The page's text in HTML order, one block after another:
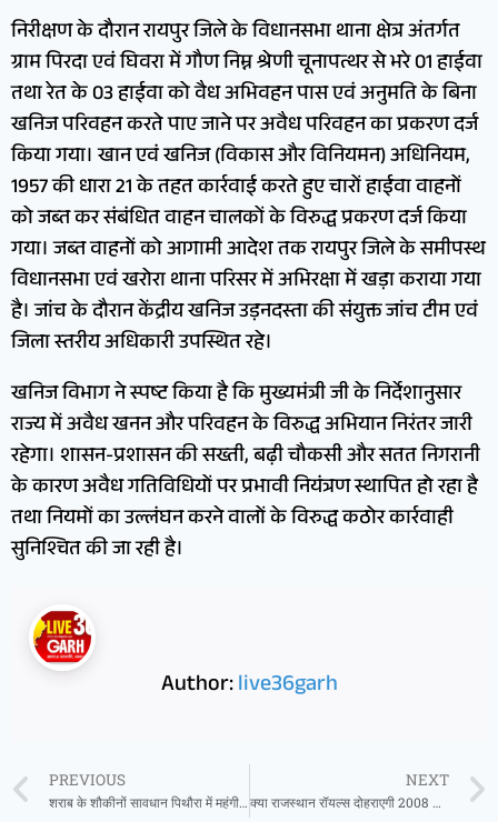
निरीक्षण के दौरान रायपुर जिले के विधानसभा थाना क्षेत्र अंतर्गत
ग्राम पिरदा एवं घिवरा में गौण निम्न श्रेणी चूनापत्थर से भरे 01 हाईवा
तथा रेत के 03 हाईवा को वैध अभिवहन पास एवं अनुमति के बिना
खनिज परिवहन करते पाए जाने पर अवैध परिवहन का प्रकरण दर्ज
किया गया। खान एवं खनिज (विकास और विनियमन) अधिनियम,
1957 की धारा 21 के तहत कार्रवाई करते हुए चारों हाईवा वाहनों
को जब्त कर संबंधित वाहन चालकों के विरुद्ध प्रकरण दर्ज किया
गया। जब्त वाहनों को आगामी आदेश तक रायपुर जिले के समीपस्थ
विधानसभा एवं खरोरा थाना परिसर में अभिरक्षा में खड़ा कराया गया
है। जांच के दौरान केंद्रीय खनिज उड़नदस्ता की संयुक्त जांच टीम एवं
जिला स्तरीय अधिकारी उपस्थित रहे।
खनिज विभाग ने स्पष्ट किया है कि मुख्यमंत्री जी के निर्देशानुसार
राज्य में अवैध खनन और परिवहन के विरुद्ध अभियान निरंतर जारी
रहेगा। शासन-प्रशासन की सख्ती, बढ़ी चौकसी और सतत निगरानी
के कारण अवैध गतिविधियों पर प्रभावी नियंत्रण स्थापित हो रहा है
तथा नियमों का उल्लंघन करने वालों के विरुद्ध कठोर कार्रवाही
सुनिश्चित की जा रही है।
Author:live36garh
PREVIOUS
शराब के शौकीनों सावधान पिथौरा में महंगी शराब के नाम पर पिलाया जा रहा था पानी 4 कर्मचारी रंगे हाथों गिरफ्तार
NEXT
क्या राजस्थान रॉयल्स दोहराएगी 2008 का इतिहास? 18 साल का सूखा खत्म करने उतरेगी ‘पराग सेना